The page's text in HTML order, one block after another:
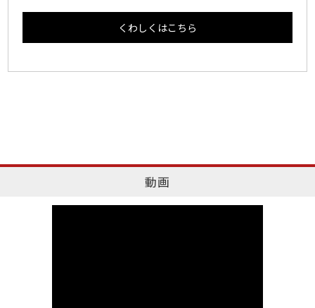
くわしくはこちら
動画